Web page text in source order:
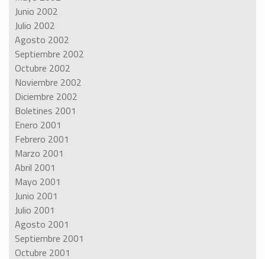
Junio 2002
Julio 2002
Agosto 2002
Septiembre 2002
Octubre 2002
Noviembre 2002
Diciembre 2002
Boletines 2001
Enero 2001
Febrero 2001
Marzo 2001
Abril 2001
Mayo 2001
Junio 2001
Julio 2001
Agosto 2001
Septiembre 2001
Octubre 2001